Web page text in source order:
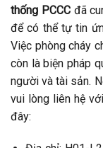
thống PCCCđã
để có thể tự tin
Việc phòng cháy
còn là biện pháp
người và tài sản.
vui lòng liên hệ với
đây: